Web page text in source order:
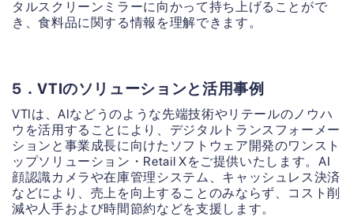
タルスクリーンミラーに向かって持ち上げることがで
き、食料品に関する情報を理解できます。
5．VTIのソリューションと活用事例
VTIは、AIなどうのような先端技術やリテールのノウハ
ウを活用することにより、デジタルトランスフォーメー
ションと事業成長に向けたソフトウェア開発のワンスト
ップソリューション・Retail Xをご提供いたします。AI
顔認識カメラや在庫管理システム、キャッシュレス決済
などにより、売上を向上することのみならず、コスト削
減や人手および時間節約などを支援します。